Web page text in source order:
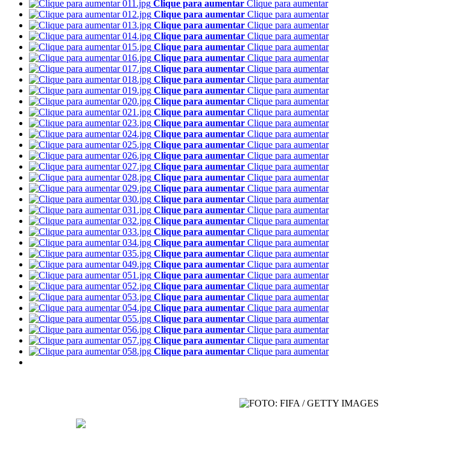
Clique para aumentar Clique para aumentar
Clique para aumentar Clique para aumentar
Clique para aumentar Clique para aumentar
Clique para aumentar Clique para aumentar
Clique para aumentar Clique para aumentar
Clique para aumentar Clique para aumentar
Clique para aumentar Clique para aumentar
Clique para aumentar Clique para aumentar
Clique para aumentar Clique para aumentar
Clique para aumentar Clique para aumentar
Clique para aumentar Clique para aumentar
Clique para aumentar Clique para aumentar
Clique para aumentar Clique para aumentar
Clique para aumentar Clique para aumentar
Clique para aumentar Clique para aumentar
Clique para aumentar Clique para aumentar
Clique para aumentar Clique para aumentar
Clique para aumentar Clique para aumentar
Clique para aumentar Clique para aumentar
Clique para aumentar Clique para aumentar
Clique para aumentar Clique para aumentar
Clique para aumentar Clique para aumentar
Clique para aumentar Clique para aumentar
Clique para aumentar Clique para aumentar
Clique para aumentar Clique para aumentar
Clique para aumentar Clique para aumentar
Clique para aumentar Clique para aumentar
Clique para aumentar Clique para aumentar
Clique para aumentar Clique para aumentar
Clique para aumentar Clique para aumentar
Clique para aumentar Clique para aumentar
Clique para aumentar Clique para aumentar
Clique para aumentar Clique para aumentar